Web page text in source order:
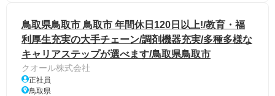
鳥取県鳥取市 鳥取市 年間休日120日以上!/教育・福
利厚生充実の大手チェーン/調剤機器充実/多種多様な
キャリアステップが選べます/鳥取県鳥取市
クオール株式会社
正社員
鳥取県